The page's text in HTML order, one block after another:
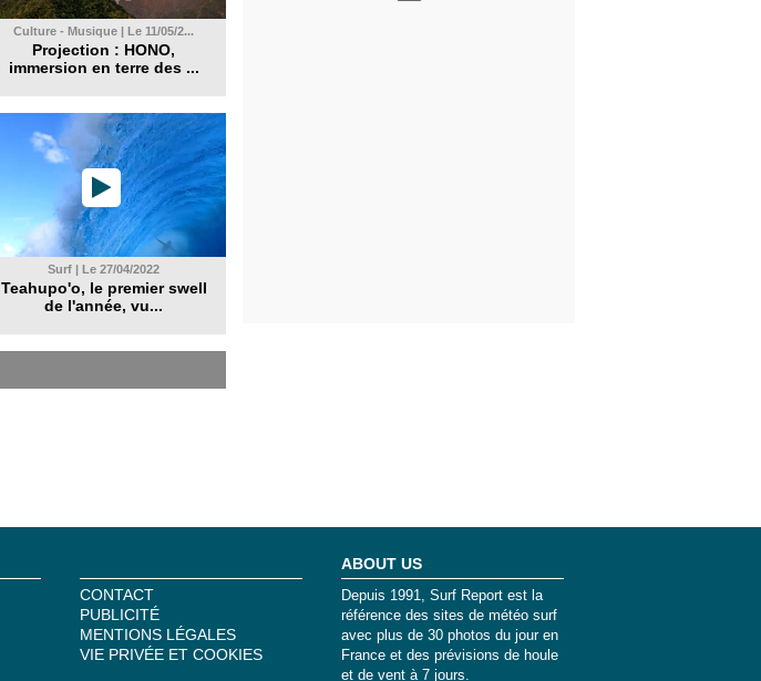
Culture - Musique | Le 11/05/2...
Projection : HONO,
immersion en terre des ...
Surf | Le 27/04/2022
Teahupo'o, le premier swell
de l'année, vu...
CONTACT
PUBLICITÉ
MENTIONS LÉGALES
VIE PRIVÉE ET COOKIES
ABOUT US
Depuis 1991, Surf Report est la
référence des sites de météo surf
avec plus de 30 photos du jour en
France et des prévisions de houle
et de vent à 7 jours.